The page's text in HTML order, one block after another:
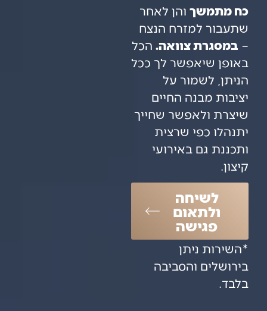
כח מתמשך והן לאחר
שתעבור למזרח הנצח
– במסגרת צוואה. הכל
באופן שיאפשר לך ככל
הניתן, לשמור על
יציבות מבנה החיים
שיצרת ולאפשר שחייך
יתנהלו כפי שרצית
ותכננת גם באירועי
קיצון.
לשיחה
ולתאום
פגישה
*השירות ניתן
בירושלים והסביבה
בלבד.